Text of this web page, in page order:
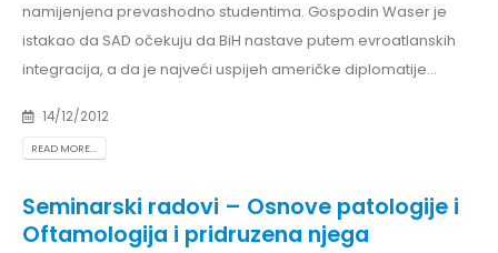
namijenjena prevashodno studentima. Gospodin Waser je
istakao da SAD očekuju da BiH nastave putem evroatlanskih
integracija, a da je najveći uspijeh američke diplomatije...
14/12/2012
READ MORE...
Seminarski radovi – Osnove patologije i
Oftamologija i pridruzena njega